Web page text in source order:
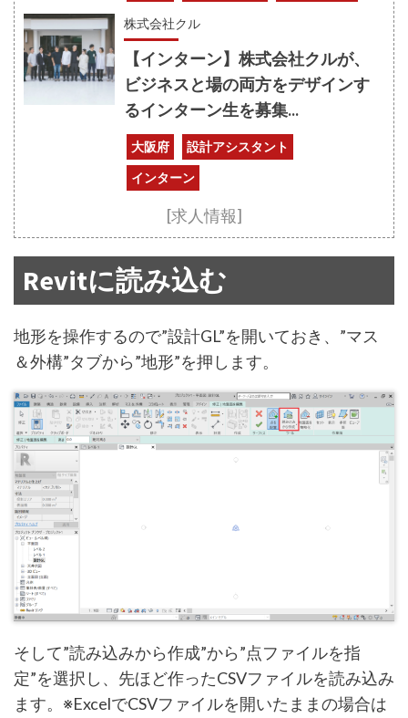
株式会社クル
【インターン】株式会社クルが、
ビジネスと場の両方をデザインす
るインターン生を募集...
大阪府
設計アシスタント
インターン
[求人情報]
Revitに読み込む
地形を操作するので”設計GL”を開いておき、”マス
＆外構”タブから”地形”を押します。
そして”読み込みから作成”から”点ファイルを指
定”を選択し、先ほど作ったCSVファイルを読み込み
ます。※ExcelでCSVファイルを開いたままの場合は